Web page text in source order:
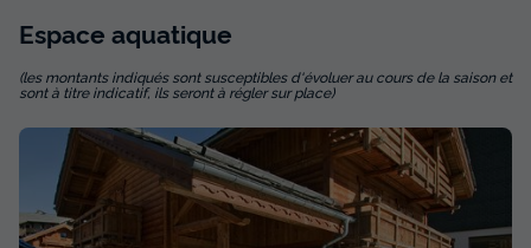
Espace aquatique
(les montants indiqués sont susceptibles d'évoluer au cours de la saison et
sont à titre indicatif, ils seront à régler sur place)